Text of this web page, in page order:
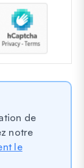
de
notre
le